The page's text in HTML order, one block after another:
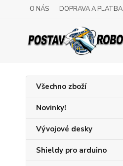
O NÁS DOPRAVA A PLATBA
Všechno zboží
Novinky!
Vývojové desky
Shieldy pro arduino